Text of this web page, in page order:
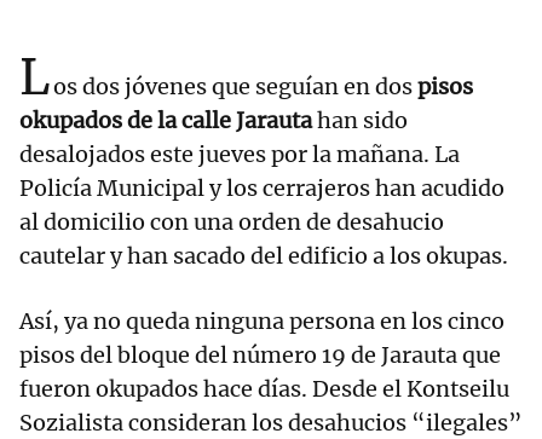
Los dos jóvenes que seguían en dospisos
okupados de la calle Jarautahan sido
desalojados este jueves por la mañana. La
Policía Municipal y los cerrajeros han acudido
al domicilio con una orden de desahucio
cautelar y han sacado del edificio a los okupas.
Así, ya no queda ninguna persona en los cinco
pisos del bloque del número 19 de Jarauta que
fueron okupados hace días. Desde el Kontseilu
Sozialista consideran los desahucios “ilegales”